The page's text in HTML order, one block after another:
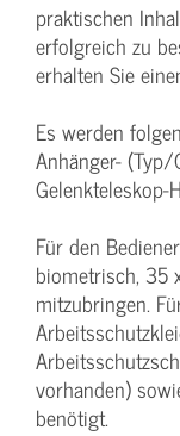
praktischen
erfolgreich zu
erhalten Sie
Es werden
Anhänger-
Gelenkteleskop-
Für den
biometrisch, 35
mitzubringen.
vorhanden)
benötigt.